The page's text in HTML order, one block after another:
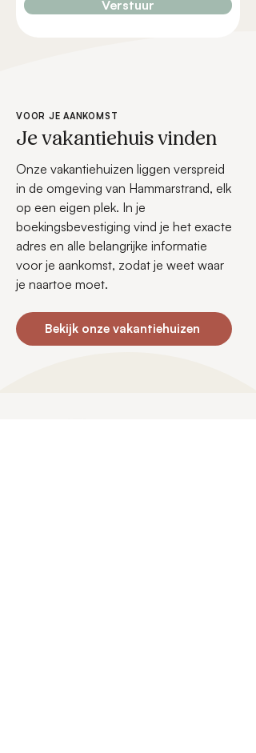
Verstuur
VOOR JE AANKOMST
Je vakantiehuis vinden
Onze vakantiehuizen liggen verspreid
in de omgeving van Hammarstrand, elk
op een eigen plek. In je
boekingsbevestiging vind je het exacte
adres en alle belangrijke informatie
voor je aankomst, zodat je weet waar
je naartoe moet.
Bekijk onze vakantiehuizen